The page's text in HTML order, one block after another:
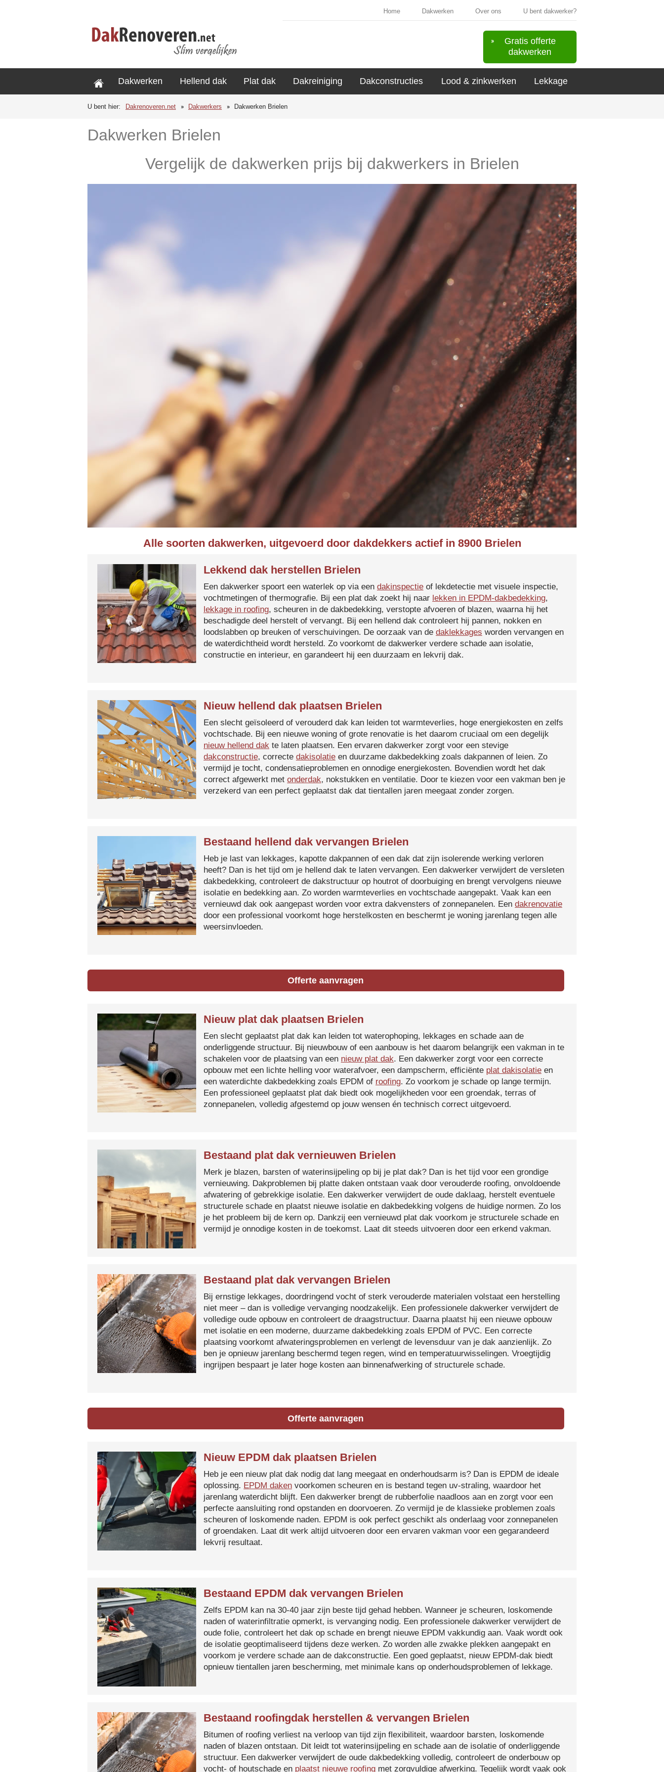
Home Dakwerken Over ons U bent dakwerker?
Gratis offerte
dakwerken
Dakwerken Hellend dak Plat dak Dakreiniging Dakconstructies Lood & zinkwerken Lekkage
U bent hier: Dakrenoveren.net Dakwerkers Dakwerken Brielen
Dakwerken Brielen
Vergelijk de dakwerken prijs bij dakwerkers in Brielen
Alle soorten dakwerken, uitgevoerd door dakdekkers actief in 8900 Brielen
Lekkend dak herstellen Brielen
Een dakwerker spoort een waterlek op via een dakinspectie of lekdetectie met visuele inspectie,
vochtmetingen of thermografie. Bij een plat dak zoekt hij naar lekken in EPDM-dakbedekking,
lekkage in roofing, scheuren in de dakbedekking, verstopte afvoeren of blazen, waarna hij het
beschadigde deel herstelt of vervangt. Bij een hellend dak controleert hij pannen, nokken en
loodslabben op breuken of verschuivingen. De oorzaak van de daklekkages worden vervangen en
de waterdichtheid wordt hersteld. Zo voorkomt de dakwerker verdere schade aan isolatie,
constructie en interieur, en garandeert hij een duurzaam en lekvrij dak.
Nieuw hellend dak plaatsen Brielen
Een slecht geïsoleerd of verouderd dak kan leiden tot warmteverlies, hoge energiekosten en zelfs
vochtschade. Bij een nieuwe woning of grote renovatie is het daarom cruciaal om een degelijk
nieuw hellend dak te laten plaatsen. Een ervaren dakwerker zorgt voor een stevige
dakconstructie, correcte dakisolatie en duurzame dakbedekking zoals dakpannen of leien. Zo
vermijd je tocht, condensatieproblemen en onnodige energiekosten. Bovendien wordt het dak
correct afgewerkt met onderdak, nokstukken en ventilatie. Door te kiezen voor een vakman ben je
verzekerd van een perfect geplaatst dak dat tientallen jaren meegaat zonder zorgen.
Bestaand hellend dak vervangen Brielen
Heb je last van lekkages, kapotte dakpannen of een dak dat zijn isolerende werking verloren
heeft? Dan is het tijd om je hellend dak te laten vervangen. Een dakwerker verwijdert de versleten
dakbedekking, controleert de dakstructuur op houtrot of doorbuiging en brengt vervolgens nieuwe
isolatie en bedekking aan. Zo worden warmteverlies en vochtschade aangepakt. Vaak kan een
vernieuwd dak ook aangepast worden voor extra dakvensters of zonnepanelen. Een dakrenovatie
door een professional voorkomt hoge herstelkosten en beschermt je woning jarenlang tegen alle
weersinvloeden.
Offerte aanvragen
Nieuw plat dak plaatsen Brielen
Een slecht geplaatst plat dak kan leiden tot waterophoping, lekkages en schade aan de
onderliggende structuur. Bij nieuwbouw of een aanbouw is het daarom belangrijk een vakman in te
schakelen voor de plaatsing van een nieuw plat dak. Een dakwerker zorgt voor een correcte
opbouw met een lichte helling voor waterafvoer, een dampscherm, efficiënte plat dakisolatie en
een waterdichte dakbedekking zoals EPDM of roofing. Zo voorkom je schade op lange termijn.
Een professioneel geplaatst plat dak biedt ook mogelijkheden voor een groendak, terras of
zonnepanelen, volledig afgestemd op jouw wensen én technisch correct uitgevoerd.
Bestaand plat dak vernieuwen Brielen
Merk je blazen, barsten of waterinsijpeling op bij je plat dak? Dan is het tijd voor een grondige
vernieuwing. Dakproblemen bij platte daken ontstaan vaak door verouderde roofing, onvoldoende
afwatering of gebrekkige isolatie. Een dakwerker verwijdert de oude daklaag, herstelt eventuele
structurele schade en plaatst nieuwe isolatie en dakbedekking volgens de huidige normen. Zo los
je het probleem bij de kern op. Dankzij een vernieuwd plat dak voorkom je structurele schade en
vermijd je onnodige kosten in de toekomst. Laat dit steeds uitvoeren door een erkend vakman.
Bestaand plat dak vervangen Brielen
Bij ernstige lekkages, doordringend vocht of sterk verouderde materialen volstaat een herstelling
niet meer – dan is volledige vervanging noodzakelijk. Een professionele dakwerker verwijdert de
volledige oude opbouw en controleert de draagstructuur. Daarna plaatst hij een nieuwe opbouw
met isolatie en een moderne, duurzame dakbedekking zoals EPDM of PVC. Een correcte
plaatsing voorkomt afwateringsproblemen en verlengt de levensduur van je dak aanzienlijk. Zo
ben je opnieuw jarenlang beschermd tegen regen, wind en temperatuurwisselingen. Vroegtijdig
ingrijpen bespaart je later hoge kosten aan binnenafwerking of structurele schade.
Offerte aanvragen
Nieuw EPDM dak plaatsen Brielen
Heb je een nieuw plat dak nodig dat lang meegaat en onderhoudsarm is? Dan is EPDM de ideale
oplossing. EPDM daken voorkomen scheuren en is bestand tegen uv-straling, waardoor het
jarenlang waterdicht blijft. Een dakwerker brengt de rubberfolie naadloos aan en zorgt voor een
perfecte aansluiting rond opstanden en doorvoeren. Zo vermijd je de klassieke problemen zoals
scheuren of loskomende naden. EPDM is ook perfect geschikt als onderlaag voor zonnepanelen
of groendaken. Laat dit werk altijd uitvoeren door een ervaren vakman voor een gegarandeerd
lekvrij resultaat.
Bestaand EPDM dak vervangen Brielen
Zelfs EPDM kan na 30-40 jaar zijn beste tijd gehad hebben. Wanneer je scheuren, loskomende
naden of waterinfiltratie opmerkt, is vervanging nodig. Een professionele dakwerker verwijdert de
oude folie, controleert het dak op schade en brengt nieuwe EPDM vakkundig aan. Vaak wordt ook
de isolatie geoptimaliseerd tijdens deze werken. Zo worden alle zwakke plekken aangepakt en
voorkom je verdere schade aan de dakconstructie. Een goed geplaatst, nieuw EPDM-dak biedt
opnieuw tientallen jaren bescherming, met minimale kans op onderhoudsproblemen of lekkage.
Bestaand roofingdak herstellen & vervangen Brielen
Bitumen of roofing verliest na verloop van tijd zijn flexibiliteit, waardoor barsten, loskomende
naden of blazen ontstaan. Dit leidt tot waterinsijpeling en schade aan de isolatie of onderliggende
structuur. Een dakwerker verwijdert de oude dakbedekking volledig, controleert de onderbouw op
vocht- of houtschade en plaatst nieuwe roofing met zorgvuldige afwerking. Tegelijk wordt vaak ook